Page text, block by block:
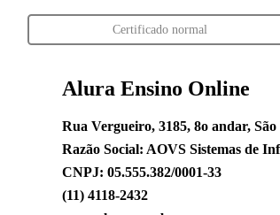
Certificado normal
Alura Ensino Online
Rua Vergueiro, 3185, 8o andar, São
Razão Social: AOVS Sistemas de
CNPJ: 05.555.382/0001-33
(11) 4118-2432